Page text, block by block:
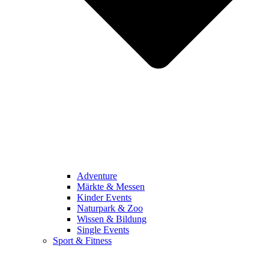
Adventure
Märkte & Messen
Kinder Events
Naturpark & Zoo
Wissen & Bildung
Single Events
Sport & Fitness